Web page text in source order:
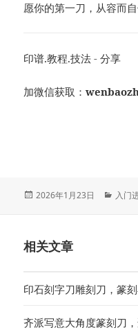
愿你的第一刀，从容而自
印谱.教程.技法 - 分享
加微信获取：
发
2026年1月23日
分
入门
相关文章
印石刻字刀雕刻刀，篆
齐派写意大角度篆刻刀